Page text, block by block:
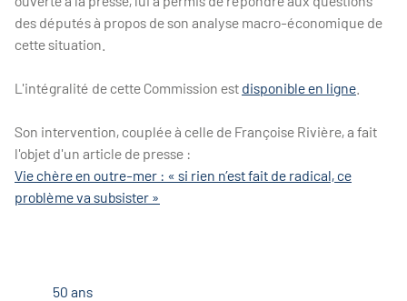
des députés à propos de son analyse macro-économique de
cette situation.
L'intégralité de cette Commission est disponible en ligne
Son intervention, couplée à celle de Françoise Rivière, a fait
l'objet d'un article de presse :
Vie chère en outre-mer : « si rien n’est fait de radical, ce
problème va subsister »
50 ans